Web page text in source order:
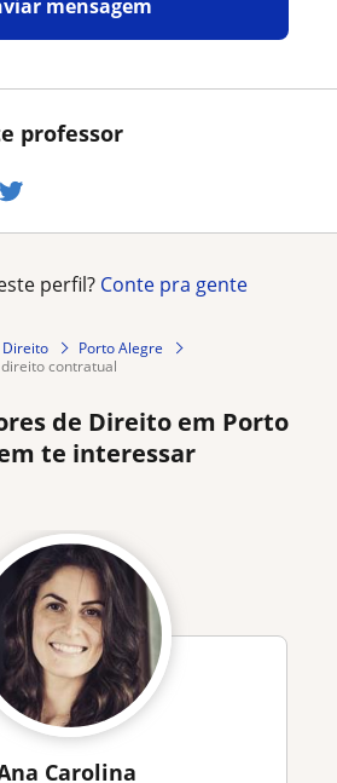
professor
mensagem
perfil? Conte pra gente
Direito
Porto Alegre
direito contratual
de Direito em Porto
te interessar
Carolina